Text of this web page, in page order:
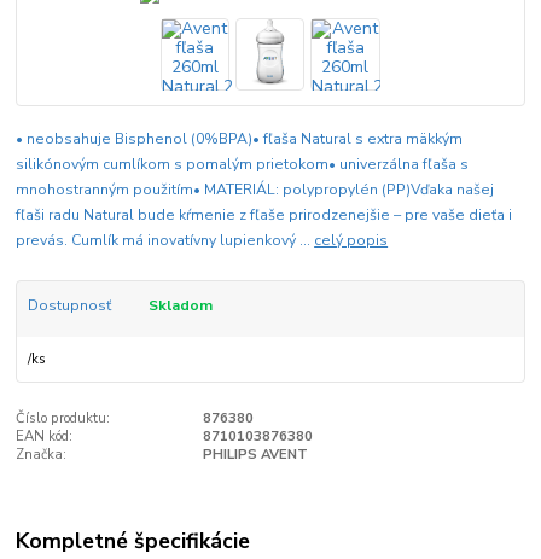
• neobsahuje Bisphenol (0%BPA)• fľaša Natural s extra mäkkým
silikónovým cumlíkom s pomalým prietokom• univerzálna fľaša s
mnohostranným použitím• MATERIÁL: polypropylén (PP)Vďaka našej
fľaši radu Natural bude kŕmenie z fľaše prirodzenejšie – pre vaše dieťa i
prevás. Cumlík má inovatívny lupienkový ... celý popis
Dostupnosť Skladom
/ks
Číslo produktu:
876380
EAN kód:
8710103876380
Značka:
PHILIPS AVENT
Kompletné špecifikácie